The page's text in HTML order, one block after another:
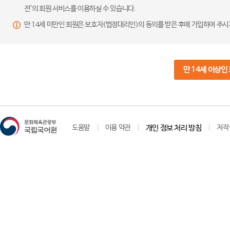
전’의 회원 서비스를 이용하실 수 있습니다.
만 14세 미만인 회원은 보호자(법정대리인)의 동의를 받은 후에 가입하여 주
만 14세 이상인
도움말 이용 약관 개인 정보 처리 방침 저